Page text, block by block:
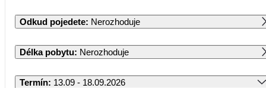
Odkud pojedete: Nerozhoduje
Délka pobytu: Nerozhoduje
Termín: 13.09 - 18.09.2026